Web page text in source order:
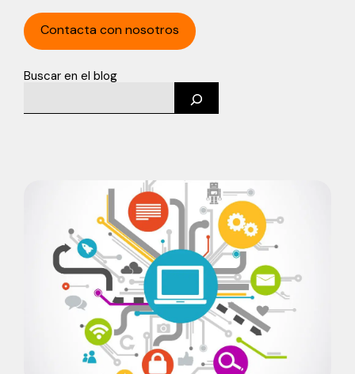
Contacta con nosotros
Buscar en el blog